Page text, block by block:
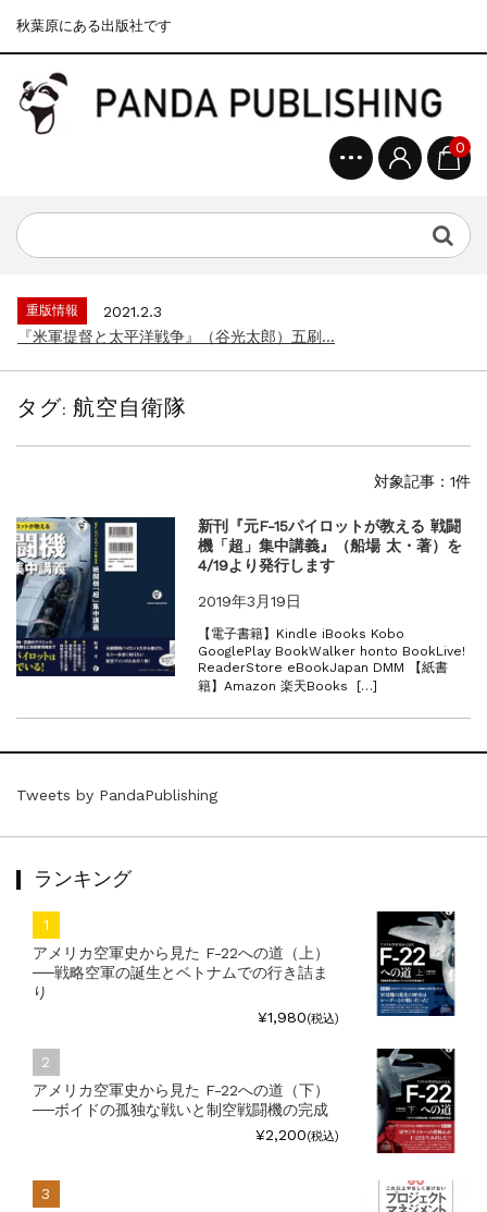
秋葉原にある出版社です
0
『F-2超入門』（関 賢太郎）三刷...
重版情報
2021.3.25
重版情報
2021.2.3
『米軍提督と太平洋戦争』（谷光太郎）五刷...
重版情報
2020.12.18
重版情報
2021.3.25
『〈決定版〉ソ連・ロシア 戦車王国の系譜...
重版情報
2021.2.3
『米軍提督と太平洋戦争』（谷光太郎）五刷...
重版情報
『「砲兵」から見た世界大戦』（古峰文三）...
重版情報
2020.12.18
『F-2超入門』（関 賢太郎）三刷...
タグ:航空自衛隊
対象記事：1件
新刊『元F-15パイロットが教える 戦闘
機「超」集中講義』（船場 太・著）を
4/19より発行します
2019年3月19日
【電子書籍】Kindle iBooks Kobo
GooglePlay BookWalker honto BookLive!
ReaderStore eBookJapan DMM 【紙書
籍】Amazon 楽天Books […]
Tweets by PandaPublishing
ランキング
アメリカ空軍史から見た F-22への道（上）
──戦略空軍の誕生とベトナムでの行き詰ま
り
¥1,980(税込)
アメリカ空軍史から見た F-22への道（下）
──ボイドの孤独な戦いと制空戦闘機の完成
¥2,200(税込)